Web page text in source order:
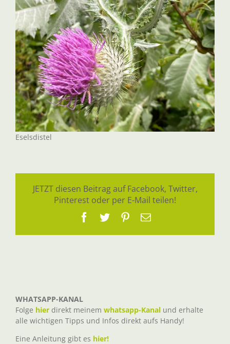
Eselsdistel
JETZT diesen Beitrag auf Facebook, Twitter,
Pinterest oder per E-Mail teilen!
Facebook
TwitterPinterest
E-
WHATSAPP-KANAL
Folge hier direkt meinem whatsapp-Kanal und erhalte
alle wichtigen Tipps und Infos direkt aufs Handy!
Eine Anleitung gibt es hier!